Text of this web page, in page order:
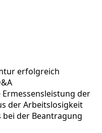
erfolgreich
der
der Arbeitslosigkeit
der Beantragung